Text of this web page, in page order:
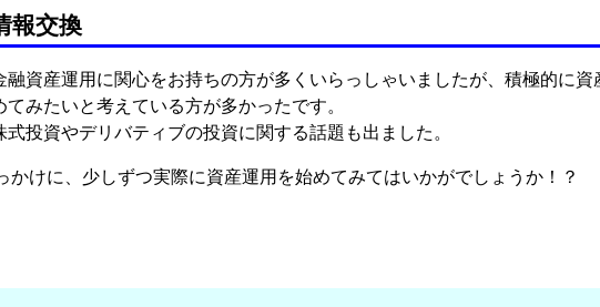
報交換
資産運用に関心をお持ちの方が多くいらっしゃいましたが、積極的に資
みたいと考えている方が多かったです。
投資やデリバティブの投資に関する話題も出ました。
かけに、少しずつ実際に資産運用を始めてみてはいかがでしょうか！？